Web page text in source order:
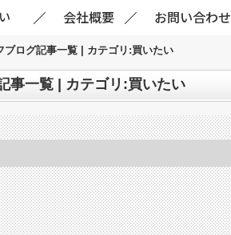
会社概要 お問い合わせ
ログ記事一覧 | カテゴリ:買いたい
事一覧 | カテゴリ:買いたい